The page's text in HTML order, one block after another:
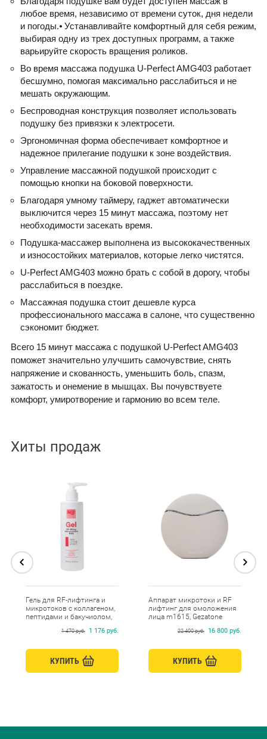
любое время, независимо от времени суток, дня недели
и погоды.⦁ Устанавливайте комфортный для себя режим,
выбирая одну из трех доступных программ, а также
варьируйте скорость вращения роликов.
Во время массажа подушка U-Perfect AMG403 работает
бесшумно, помогая максимально расслабиться и не
мешать окружающим.
Беспроводная конструкция позволяет использовать
подушку без привязки к электросети.
Эргономичная форма обеспечивает комфортное и
надежное прилегание подушки к зоне воздействия.
Управление массажной подушкой происходит с
помощью кнопки на боковой поверхности.
Благодаря умному таймеру, гаджет автоматически
выключится через 15 минут массажа, поэтому нет
необходимости засекать время.
Подушка-массажер выполнена из высококачественных
и износостойких материалов, которые легко чистятся.
U-Perfect AMG403 можно брать с собой в дорогу, чтобы
расслабиться в поездке.
Массажная подушка стоит дешевле курса
профессионального массажа в салоне, что существенно
сэкономит бюджет.
Всего 15 минут массажа с подушкой U-Perfect AMG403
поможет значительно улучшить самочувствие, снять
напряжение и скованность, уменьшить боль, спазм,
зажатость и онемение в мышцах. Вы почувствуете
комфорт, умиротворение и гармонию во всем теле.
Хиты продаж
Гель для RF-лифтинга и
микротоков с коллагеном,
пептидами и бакучиолом,
1 470 руб. 1 176 руб.
КУПИТЬ
Аппарат микротоки и RF
лифтинг для омоложения
лица m1615, Gezatone
22 400 руб. 16 800 руб.
КУПИТЬ